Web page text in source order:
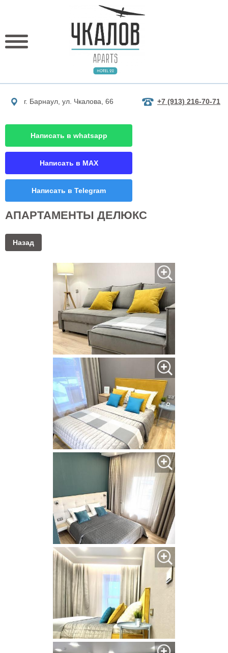
г. Барнаул, ул. Чкалова, 66 +7 (913) 216-70-71
Написать в whatsapp
Написать в MAX
Написать в Telegram
АПАРТАМЕНТЫ ДЕЛЮКС
Назад